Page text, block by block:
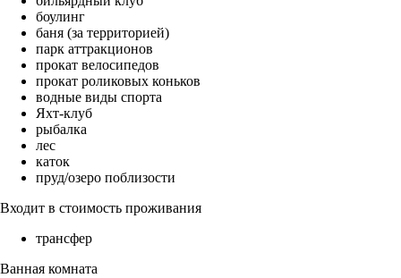
боулинг
баня (за территорией)
парк аттракционов
прокат велосипедов
прокат роликовых коньков
водные виды спорта
Яхт-клуб
рыбалка
лес
каток
пруд/озеро поблизости
Входит в стоимость проживания
трансфер
Ванная комната